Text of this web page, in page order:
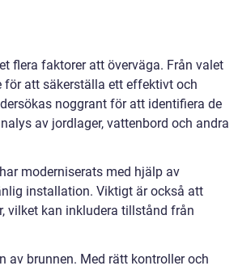
flera faktorer att överväga. Från valet
för att säkerställa ett effektivt och
noggrant för att identifiera de
av jordlager, vattenbord och andra
moderniserats med hjälp av
installation. Viktigt är också att
vilket kan inkludera tillstånd från
av brunnen. Med rätt kontroller och